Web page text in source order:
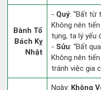
Bành Tổ
Bách Kỵ
Nhật
- Quý: “Bất từ
Không nên
tụng, ta lý yếu
- Sửu: “Bất
Không nên
tránh việc gia
Ngày: Không